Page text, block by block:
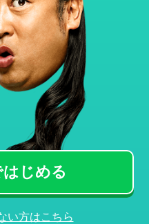
じめる
い方はこちら